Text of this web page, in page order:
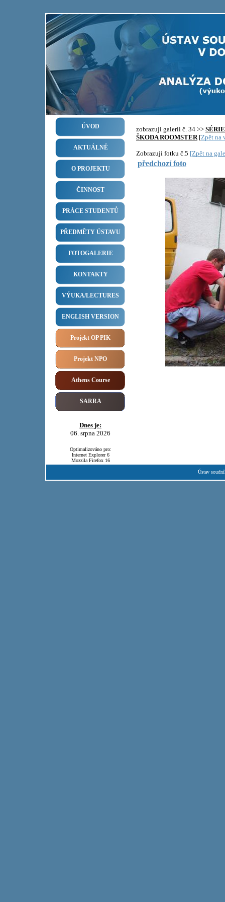
ÚVOD
AKTUÁLNĚ
O PROJEKTU
ČINNOST
PRÁCE STUDENTŮ
PŘEDMĚTY ÚSTAVU
FOTOGALERIE
KONTAKTY
VÝUKA/LECTURES
ENGLISH VERSION
Projekt OP PIK
Projekt NPO
Athens Course
SARRA
Dnes je:
06. srpna 2026
Optimalizováno pro:
Internet Explorer 6
Mozzila Firefox 16
zobrazuji galerii č. 34 >>
ŠKODA ROOMSTER[Zpět na
Zobrazuji fotku č.5 [Zpět na
předchozí foto
Ústav